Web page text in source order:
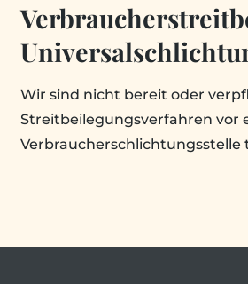
Wir sind nicht bereit oder
Streitbeilegungsverfahren vor
Verbraucherschlichtungsstelle